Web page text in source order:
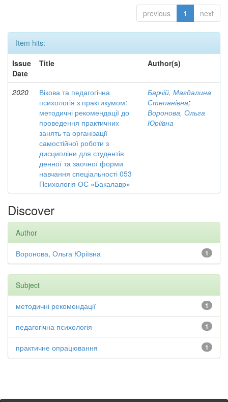
previous 1 next
Item hits:
Issue
Date
Title Author(s)
2020
Вікова та педагогічна
психологія з практикумом:
методичні рекомендації до
проведення практичних
занять та організації
самостійної роботи з
дисципліни для студентів
денної та заочної форми
навчання спеціальності 053
Психологія ОС «Бакалавр»
Барчій, Магдалина
Степанівна;
Воронова, Ольга
Юріївна
Discover
Author
1
Воронова, Ольга Юріївна
Subject
1
методичні рекомендації
1
педагогічна психологія
1
практичне опрацювання